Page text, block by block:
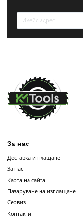
За нас
Доставка и плащане
За нас
Карта на сайта
Пазаруване на изплащане
Сервиз
Контакти